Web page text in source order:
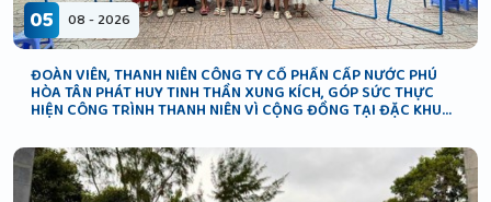
05 08 - 2026
ĐOÀN VIÊN, THANH NIÊN CÔNG TY CỔ PHẦN CẤP NƯỚC PHÚ
HÒA TÂN PHÁT HUY TINH THẦN XUNG KÍCH, GÓP SỨC THỰC
HIỆN CÔNG TRÌNH THANH NIÊN VÌ CỘNG ĐỒNG TẠI ĐẶC KHU